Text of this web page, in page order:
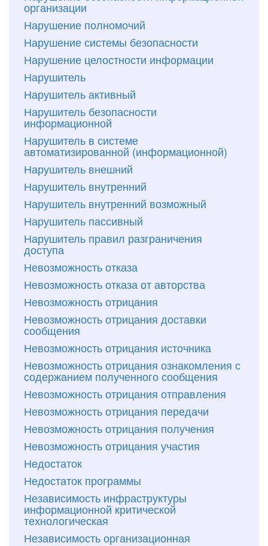
организации
Нарушение полномочий
Нарушение системы безопасности
Нарушение целостности информации
Нарушитель
Нарушитель активный
Нарушитель безопасности
информационной
Нарушитель в системе
автоматизированной (информационной)
Нарушитель внешний
Нарушитель внутренний
Нарушитель внутренний возможный
Нарушитель пассивный
Нарушитель правил разграничения
доступа
Невозможность отказа
Невозможность отказа от авторства
Невозможность отрицания
Невозможность отрицания доставки
сообщения
Невозможность отрицания источника
Невозможность отрицания ознакомления с
содержанием полученного сообщения
Невозможность отрицания отправления
Невозможность отрицания передачи
Невозможность отрицания получения
Невозможность отрицания участия
Недостаток
Недостаток программы
Независимость инфраструктуры
информационной критической
технологическая
Независимость организационная